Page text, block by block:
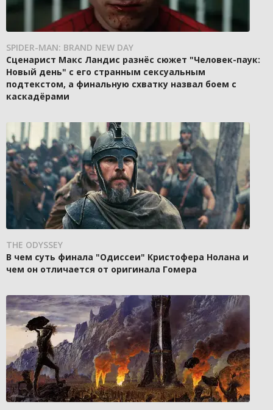
SPIDER-MAN: BRAND NEW DAY
Сценарист Макс Ландис разнёс сюжет "Человек-паук:
Новый день" с его странным сексуальным
подтекстом, а финальную схватку назвал боем с
каскадёрами
THE ODYSSEY
В чем суть финала "Одиссеи" Кристофера Нолана и
чем он отличается от оригинала Гомера